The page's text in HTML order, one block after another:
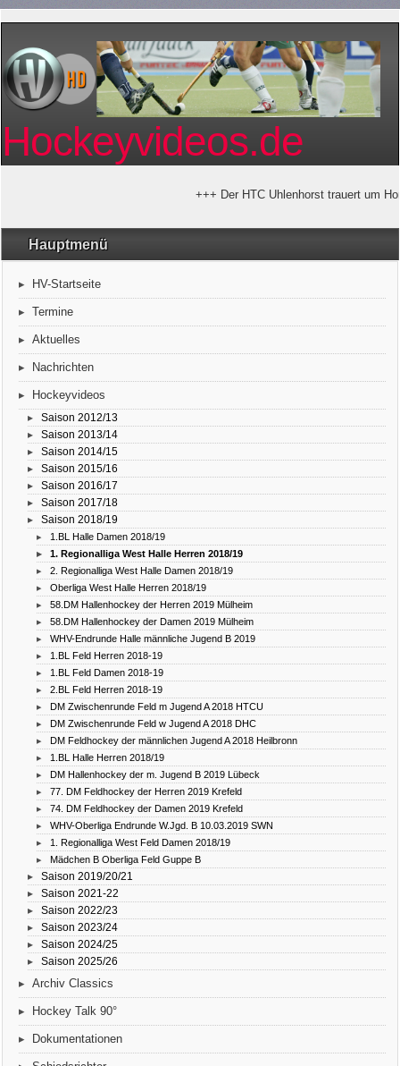
Hockeyvideos.de
+++ Der HTC Uhlenhorst trauert um
Hauptmenü
HV-Startseite
Termine
Aktuelles
Nachrichten
Hockeyvideos
Saison 2012/13
Saison 2013/14
Saison 2014/15
Saison 2015/16
Saison 2016/17
Saison 2017/18
Saison 2018/19
1.BL Halle Damen 2018/19
1. Regionalliga West Halle Herren 2018/19
2. Regionalliga West Halle Damen 2018/19
Oberliga West Halle Herren 2018/19
58.DM Hallenhockey der Herren 2019 Mülheim
58.DM Hallenhockey der Damen 2019 Mülheim
WHV-Endrunde Halle männliche Jugend B 2019
1.BL Feld Herren 2018-19
1.BL Feld Damen 2018-19
2.BL Feld Herren 2018-19
DM Zwischenrunde Feld m Jugend A 2018 HTCU
DM Zwischenrunde Feld w Jugend A 2018 DHC
DM Feldhockey der männlichen Jugend A 2018 Heilbronn
1.BL Halle Herren 2018/19
DM Hallenhockey der m. Jugend B 2019 Lübeck
77. DM Feldhockey der Herren 2019 Krefeld
74. DM Feldhockey der Damen 2019 Krefeld
WHV-Oberliga Endrunde W.Jgd. B 10.03.2019 SWN
1. Regionalliga West Feld Damen 2018/19
Mädchen B Oberliga Feld Guppe B
Saison 2019/20/21
Saison 2021-22
Saison 2022/23
Saison 2023/24
Saison 2024/25
Saison 2025/26
Archiv Classics
Hockey Talk 90°
Dokumentationen